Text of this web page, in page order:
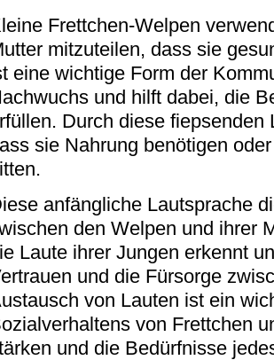
Frettchen-Welpen
mitzuteilen, dass sie
eine wichtige Form der
und hilft dabei, die
Durch diese
sie Nahrung benötigen
anfängliche Lautsprache
den Welpen und ihrer
Laute ihrer Jungen erkennt
und die Fürsorge
von Lauten ist ein
von Frettchen
und die Bedürfnisse